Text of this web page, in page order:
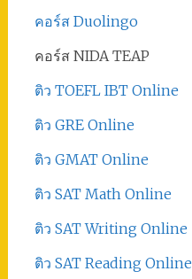
คอร์ส Duolingo
คอร์ส NIDA TEAP
ติว TOEFL IBT Online
ติว GRE Online
ติว GMAT Online
ติว SAT Math Online
ติว SAT Writing Online
ติว SAT Reading Online